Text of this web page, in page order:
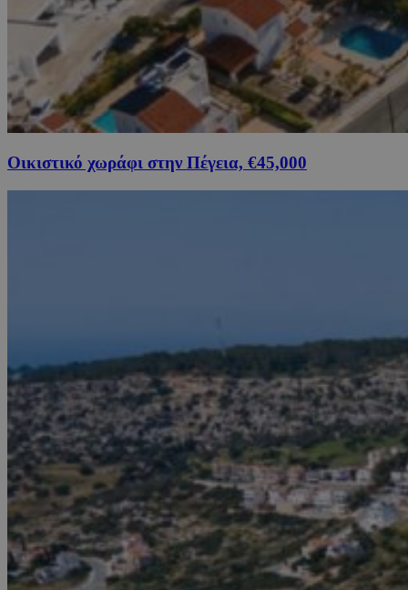
Οικιστικό χωράφι στην Πέγεια, €45,000